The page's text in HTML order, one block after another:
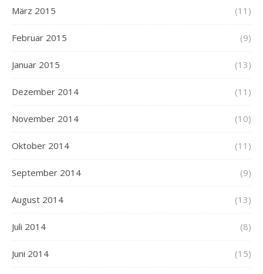
März 2015 (11)
Februar 2015 (9)
Januar 2015 (13)
Dezember 2014 (11)
November 2014 (10)
Oktober 2014 (11)
September 2014 (9)
August 2014 (13)
Juli 2014 (8)
Juni 2014 (15)